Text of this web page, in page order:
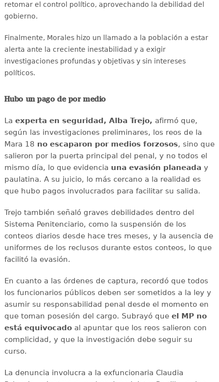
retomar el control político, aprovechando la debilidad del
gobierno.
Finalmente, Morales hizo un llamado a la población a estar
alerta ante la creciente inestabilidad y a exigir
investigaciones profundas y objetivas y sin intereses
políticos.
Hubo un pago de por medio
La experta en seguridad, Alba Trejo, afirmó que,
según las investigaciones preliminares, los reos de la
Mara 18 no escaparon por medios forzosos, sino que
salieron por la puerta principal del penal, y no todos el
mismo día, lo que evidencia una evasión planeada y
paulatina. A su juicio, lo más cercano a la realidad es
que hubo pagos involucrados para facilitar su salida.
Trejo también señaló graves debilidades dentro del
Sistema Penitenciario, como la suspensión de los
conteos diarios desde hace tres meses, y la ausencia de
uniformes de los reclusos durante estos conteos, lo que
facilitó la evasión.
En cuanto a las órdenes de captura, recordó que todos
los funcionarios públicos deben ser sometidos a la ley y
asumir su responsabilidad penal desde el momento en
que toman posesión del cargo. Subrayó que el MP no
está equivocadoal apuntar que los reos salieron con
complicidad, y que la investigación debe seguir su
curso.
La denuncia involucra a la exfuncionaria Claudia